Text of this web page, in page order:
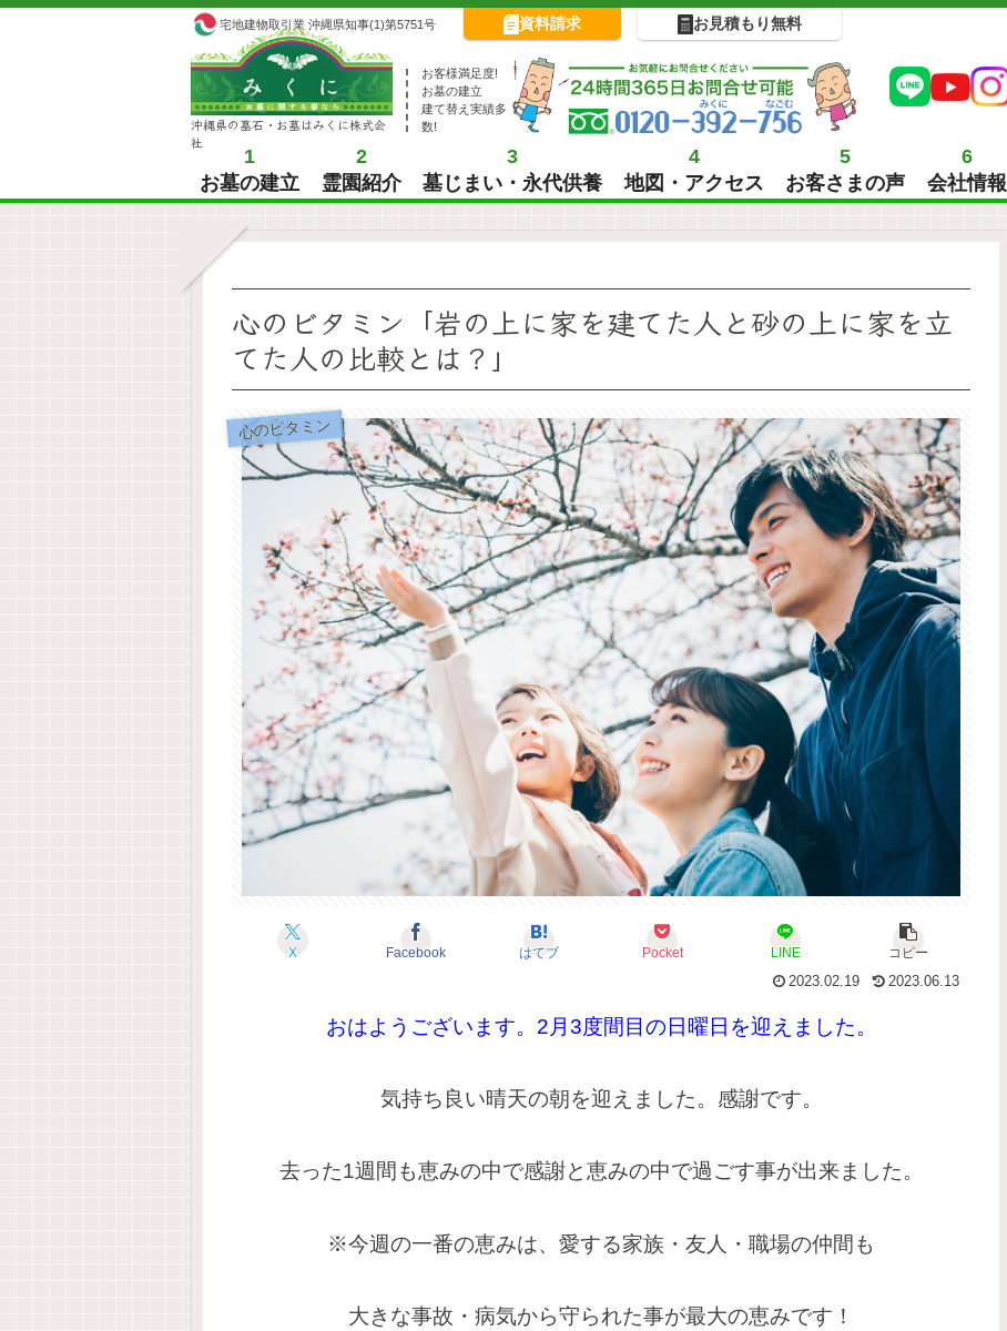
宅地建物取引業 沖縄県知事(1)第5751号 資料請求 お見積もり無料
沖縄県の墓石・お墓はみくに株式会
社
お客様満足度!
お墓の建立
建て替え実績多
数!
1
お墓の建立
2
霊園紹介
3
墓じまい・永代供養
4
地図・アクセス
5
お客さまの声
6
会社情報
心のビタミン「岩の上に家を建てた人と砂の上に家を立
てた人の比較とは？」
心のビタミン
X Facebook はてブ Pocket LINE
コピー
2023.02.19
2023.06.13
おはようございます。2月3度間目の日曜日を迎えました。
気持ち良い晴天の朝を迎えました。感謝です。
去った1週間も恵みの中で感謝と恵みの中で過ごす事が出来ました。
※今週の一番の恵みは、愛する家族・友人・職場の仲間も
大きな事故・病気から守られた事が最大の恵みです！